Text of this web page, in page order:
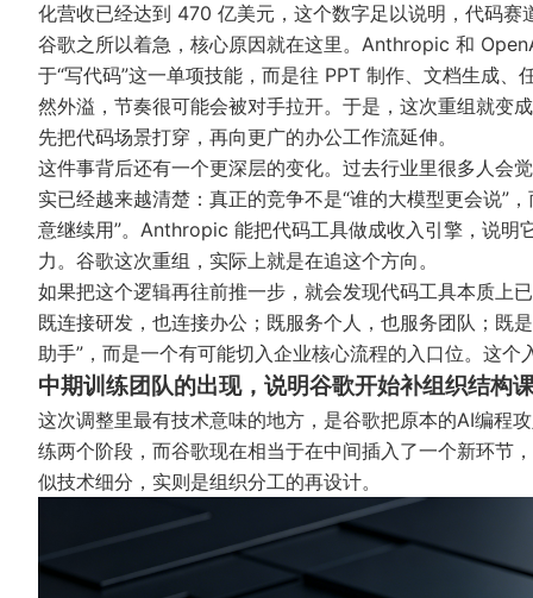
化营收已经达到 470 亿美元，这个数字足以说明，代码
谷歌之所以着急，核心原因就在这里。Anthropic 和
于“写代码”这一单项技能，而是往 PPT 制作、文档生成
然外溢，节奏很可能会被对手拉开。于是，这次重组就变
先把代码场景打穿，再向更广的办公工作流延伸。
这件事背后还有一个更深层的变化。过去行业里很多人会
实已经越来越清楚：真正的竞争不是“谁的大模型更会说”
意继续用”。Anthropic 能把代码工具做成收入引擎，说明
力。谷歌这次重组，实际上就是在追这个方向。
如果把这个逻辑再往前推一步，就会发现代码工具本质上
既连接研发，也连接办公；既服务个人，也服务团队；既
助手”，而是一个有可能切入企业核心流程的入口位。这
中期训练团队的出现，说明谷歌开始补组织结构
这次调整里最有技术意味的地方，是谷歌把原本的AI编程
练两个阶段，而谷歌现在相当于在中间插入了一个新环节
似技术细分，实则是组织分工的再设计。